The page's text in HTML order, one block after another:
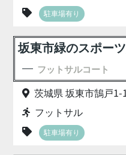
駐車場有り
坂東市緑のスポー
フットサルコート
茨城県 坂東市鵠戸1-
フットサル
駐車場有り